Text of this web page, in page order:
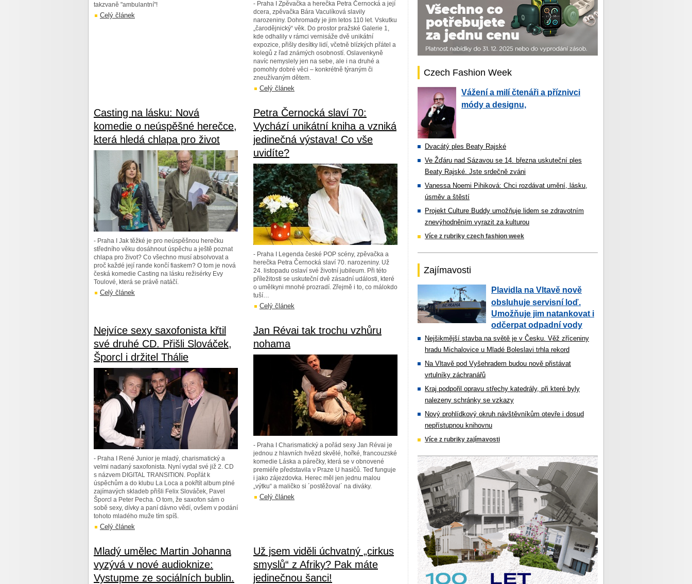
takzvaně "ambulantní"!
Celý článek
- Praha I Zpěvačka a herečka Petra Černocká a její
dcera, zpěvačka Bára Vaculíková slavily
narozeniny. Dohromady je jim letos 110 let. Vskutku
„čarodějnický“ věk. Do prostor pražské Galerie 1,
kde odhalily v rámci vernisáže dvě unikátní
expozice, přišly desítky lidí, včetně blízkých přátel a
kolegů z řad známých osobností. Oslavenkyně
navíc nemyslely jen na sebe, ale i na druhé a
pomohly dobré věci – konkrétně týraným či
zneužívaným dětem.
Celý článek
Casting na lásku: Nová
komedie o neúspěšné herečce,
která hledá chlapa pro život
- Praha I Jak těžké je pro neúspěšnou herečku
středního věku dosáhnout úspěchu a ještě poznat
chlapa pro život? Co všechno musí absolvovat a
proč každé její rande končí fiaskem? O tom je nová
česká komedie Casting na lásku režisérky Evy
Toulové, která se právě natáčí.
Celý článek
Petra Černocká slaví 70:
Vychází unikátní kniha a vzniká
jedinečná výstava! Co vše
uvidíte?
- Praha I Legenda české POP scény, zpěvačka a
herečka Petra Černocká slaví 70. narozeniny. Už
24. listopadu oslaví své životní jubileum. Při této
příležitosti se uskuteční dvě zásadní události, které
o umělkyni mnohé prozradí. Zřejmě i to, co málokdo
tuší…
Celý článek
Nejvíce sexy saxofonista křtil
své druhé CD. Přišli Slováček,
Šporcl i držitel Thálie
- Praha I René Junior je mladý, charismatický a
velmi nadaný saxofonista. Nyní vydal své již 2. CD
s názvem DIGITAL TRANSITION. Popřát k
úspěchům a do klubu La Loca a pokřtít album plné
zajímavých skladeb přišli Felix Slováček, Pavel
Šporcl a Peter Pecha. O tom, že saxofon sám o
sobě sexy, dívky a paní dávno vědí, ovšem v podání
tohoto mladého muže tím spíš.
Celý článek
Jan Révai tak trochu vzhůru
nohama
- Praha I Charismatický a pořád sexy Jan Révai je
jednou z hlavních hvězd skvělé, hořké, francouzské
komedie Láska a párečky, která se v obnovené
premiéře představila v Praze U hasičů. Teď funguje
i jako zájezdovka. Herec měl jen jednu malou
„výtku“ a maličko si ´postěžoval´ na diváky.
Celý článek
Mladý umělec Martin Johanna
vyzývá v nové audioknize:
Vystupme ze sociálních bublin.
Už jsem viděli úchvatný „cirkus
smyslů“ z Afriky? Pak máte
jedinečnou šanci!
Czech Fashion Week
Vážení a milí čtenáři a příznivci
módy a designu,
Dvacátý ples Beaty Rajské
Ve Žďáru nad Sázavou se 14. března uskuteční ples
Beaty Rajské. Jste srdečně zváni
Vanessa Noemi Pihiková: Chci rozdávat umění, lásku,
úsměv a štěstí
Projekt Culture Buddy umožňuje lidem se zdravotním
znevýhodněním vyrazit za kulturou
Více z rubriky czech fashion week
Zajímavosti
Plavidla na Vltavě nově
obsluhuje servisní loď.
Umožňuje jim natankovat i
odčerpat odpadní vody
Nejšikmější stavba na světě je v Česku. Věž zříceniny
hradu Michalovice u Mladé Boleslavi trhla rekord
Na Vltavě pod Vyšehradem budou nově přistávat
vrtulníky záchranářů
Kraj podpořil opravu střechy katedrály, při které byly
nalezeny schránky se vzkazy
Nový prohlídkový okruh návštěvníkům otevře i dosud
nepřístupnou knihovnu
Více z rubriky zajímavosti